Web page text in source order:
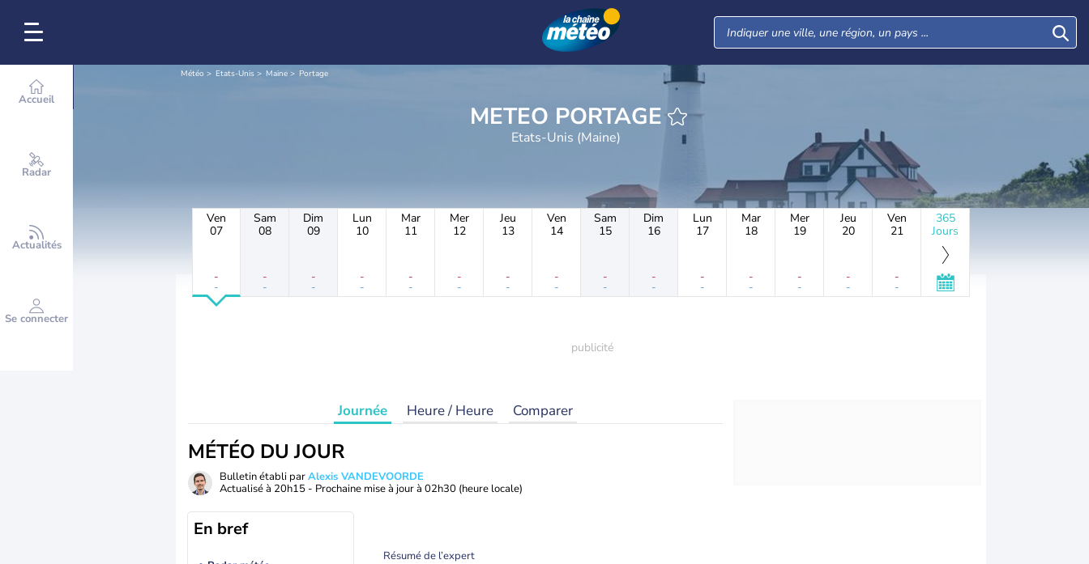
Accueil
Radar
Actualités
Se connecter
Météo Etats-Unis Maine Portage
METEO PORTAGE
Etats-Unis (Maine)
Ven
07
-
-
Sam
08
-
-
Dim
09
-
-
Lun
10
-
-
Mar
11
-
-
Mer
12
-
-
Jeu
13
-
-
Ven
14
-
-
Sam
15
-
-
Dim
16
-
-
Lun
17
-
-
Mar
18
-
-
Mer
19
-
-
Jeu
20
-
-
Ven
21
-
-
365
Jours
Journée Heure / Heure Comparer
MÉTÉO DU JOUR
Bulletin établi parAlexis VANDEVOORDE
Actualisé à 20h15 - Prochaine mise à jour à 02h30 (heure locale)
En bref
Résumé de l’expert